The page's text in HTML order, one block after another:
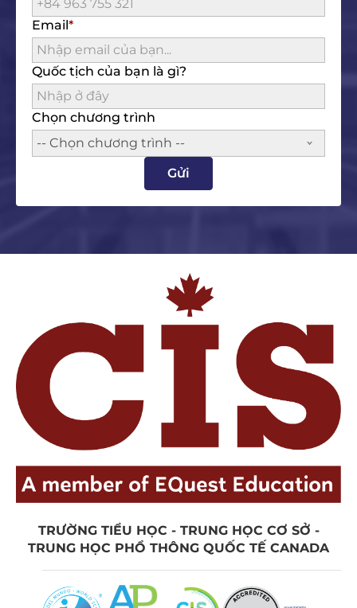
Email
Quốc tịch của bạn là gì?
Chọn chương trình
-- Chọn chương trình --
Gửi
TRƯỜNG TIỂU HỌC - TRUNG HỌC CƠ SỞ -
TRUNG HỌC PHỔ THÔNG QUỐC TẾ CANADA